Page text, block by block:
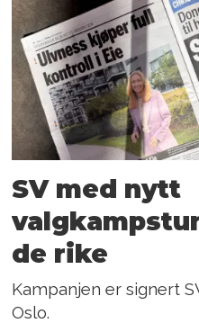
SV med nytt
de rike
Kampanjen er signert
Oslo.